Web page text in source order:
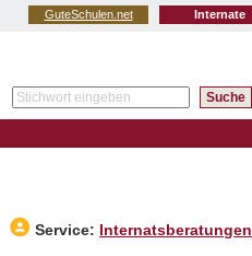
Internate
GuteSchulen.net
Service: Internatsberatungen